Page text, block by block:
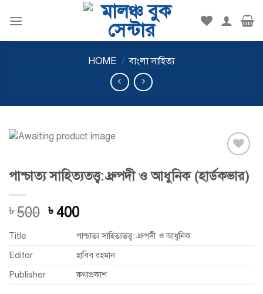
HOME / বাংলা সাহিত্য
wishlist
পাশ্চাত্য সাহিত্যতত্ত্ব: ধ্রুপদী ও আধুনিক (হার্ডকভার)
৳500 Original
was:
৳ 500.
৳ 400Current
is:
৳ 400.
Title
পাশ্চাত্য সাহিত্যতত্ত্ব: ধ্রুপদী ও আধুনিক
Editor
হাবিব রহমান
Publisher
কথাপ্রকাশ